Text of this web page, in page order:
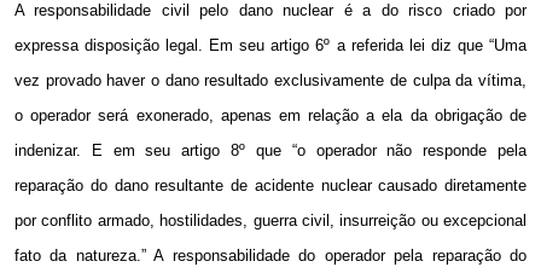
A responsabilidade civil pelo dano nuclear é a do risco criado por
expressa disposição legal. Em seu artigo 6º a referida lei diz que “Uma
vez provado haver o dano resultado exclusivamente de culpa da vítima,
o operador será exonerado, apenas em relação a ela da obrigação de
indenizar. E em seu artigo 8º que “o operador não responde pela
reparação do dano resultante de acidente nuclear causado diretamente
por conflito armado, hostilidades, guerra civil, insurreição ou excepcional
fato da natureza.” A responsabilidade do operador pela reparação do